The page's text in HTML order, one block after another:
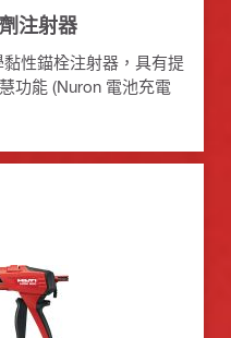
注射器
性錨栓注射器，具有提
功能 (Nuron 電池充電